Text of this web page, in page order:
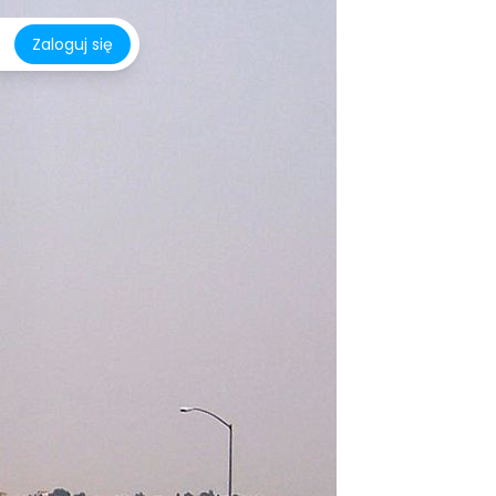
Zaloguj się